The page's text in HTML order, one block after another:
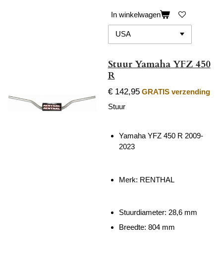
In winkelwagen
Stuur Yamaha YFZ 450
R
€ 142,95 GRATIS verzending
Stuur
Yamaha YFZ 450 R 2009-
2023
Merk: RENTHAL
Stuurdiameter: 28,6 mm
Breedte: 804 mm